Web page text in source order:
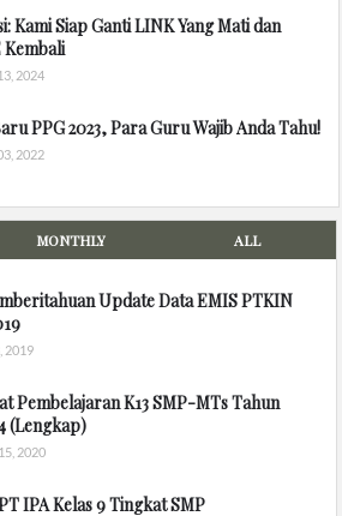
Kami Siap Ganti LINK Yang Mati dan
Kembali
2024
PPG 2023, Para Guru Wajib Anda Tahu!
2022
MONTHLY ALL
Update Data EMIS PTKIN
2019
Pembelajaran K13 SMP-MTs Tahun
(Lengkap)
2020
IPA Kelas 9 Tingkat SMP